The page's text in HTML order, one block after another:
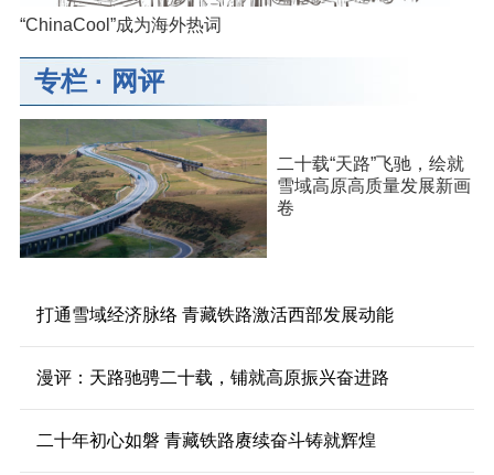
“ChinaCool”成为海外热词
专栏· 网评
二十载“天路”飞驰，绘就
雪域高原高质量发展新画
卷
打通雪域经济脉络 青藏铁路激活西部发展动能
漫评：天路驰骋二十载，铺就高原振兴奋进路
二十年初心如磐 青藏铁路赓续奋斗铸就辉煌